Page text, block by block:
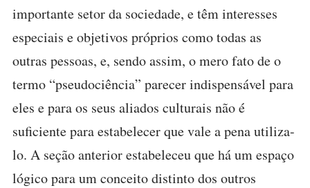
importante setor da sociedade, e têm interesses
especiais e objetivos próprios como todas as
outras pessoas, e, sendo assim, o mero fato de o
termo “pseudociência” parecer indispensável para
eles e para os seus aliados culturais não é
suficiente para estabelecer que vale a pena utiliza-
lo. A seção anterior estabeleceu que há um espaço
lógico para um conceito distinto dos outros